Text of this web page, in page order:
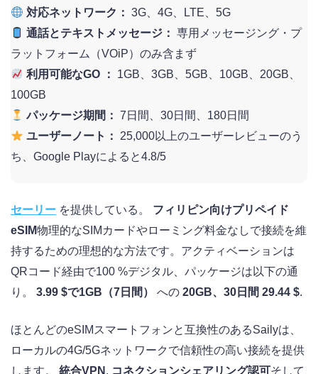
対応ネットワーク： 3G、4G、LTE、5G
通話とテキストメッセージ： 専用メッセージング・プ
ラットフォーム（VOiP）のみ含まず
利用可能なGO ：
1GB、3GB、5GB、10GB、20GB、
100GB
パッケージ期間： 7日間、30日間、180日間
ユーザーノート：
25,000以上のユーザーレビューのう
ち、Google Playによると4.8/5
セーリー を提供している。 フィリピン向けプリペイド
eSIM物理的なSIMカードやローミング料金なしで接続を維
持するための理想的な方法です。アクティベーションは
QRコード経由で100 %デジタル、パッケージは以下の通
り。 3.99 $で1GB（7日間） への 20GB、30日間 29.44 $.
ほとんどのeSIMスマートフォンと互換性のあるSailyは、
ローカルの4G/5Gネットワークで信頼性の高い接続を提供
します。 統合VPN , コネクションシェアリング認可そして